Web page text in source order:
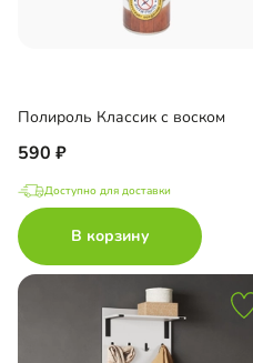
Полироль Классик с воском
590
Доступно для доставки
В корзину